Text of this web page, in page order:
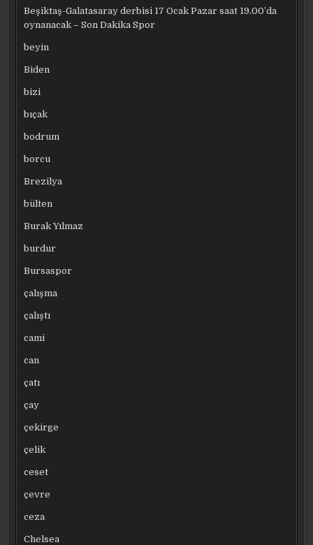
Beşiktaş-Galatasaray derbisi 17 Ocak Pazar saat 19.00’da
oynanacak – Son Dakika Spor
beyin
Biden
bizi
bıçak
bodrum
borcu
Brezilya
bülten
Burak Yılmaz
burdur
Bursaspor
çalışma
çalıştı
cami
can
çatı
çay
çekirge
çelik
ceset
çevre
ceza
Chelsea